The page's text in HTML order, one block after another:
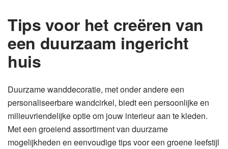
Tips voor het creëren van
een duurzaam ingericht
huis
Duurzame wanddecoratie, met onder andere een
personaliseerbare wandcirkel, biedt een persoonlijke en
milieuvriendelijke optie om jouw interieur aan te kleden.
Met een groeiend assortiment van duurzame
mogelijkheden en eenvoudige tips voor een groene leefstijl